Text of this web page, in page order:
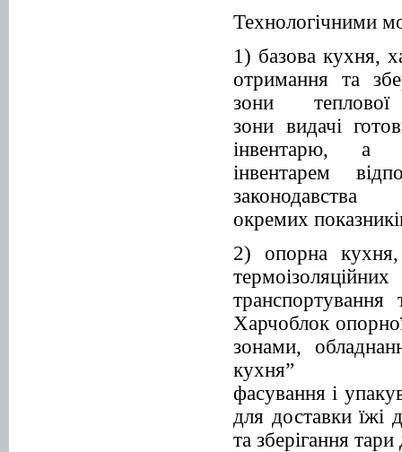
Технологічними
1) базова кухня,
отримання та
зони
зони видачі
інвентарю, а
інвентарем
окремих
2) опорна кухня,
Харчоблок
зонами,
кухня”
фасування і
для доставки їжі
та зберігання